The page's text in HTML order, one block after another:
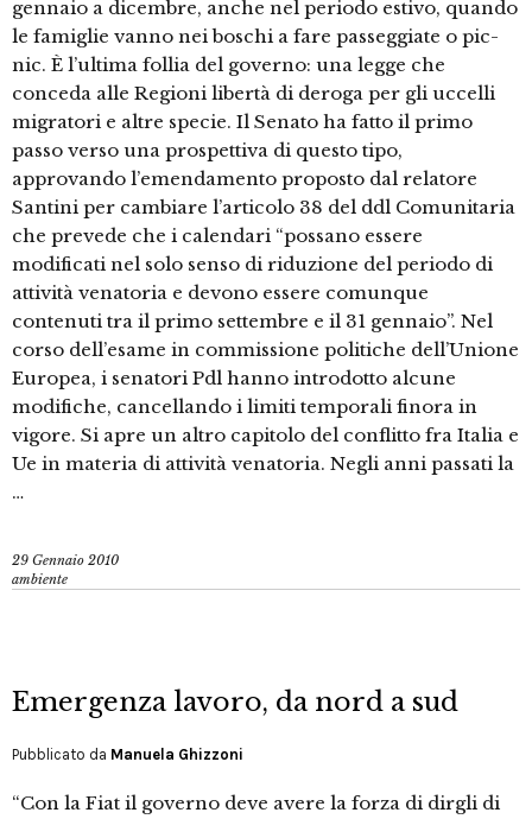
gennaio a dicembre, anche nel periodo estivo, quando
le famiglie vanno nei boschi a fare passeggiate o pic-
nic. È l’ultima follia del governo: una legge che
conceda alle Regioni libertà di deroga per gli uccelli
migratori e altre specie. Il Senato ha fatto il primo
passo verso una prospettiva di questo tipo,
approvando l’emendamento proposto dal relatore
Santini per cambiare l’articolo 38 del ddl Comunitaria
che prevede che i calendari “possano essere
modificati nel solo senso di riduzione del periodo di
attività venatoria e devono essere comunque
contenuti tra il primo settembre e il 31 gennaio”. Nel
corso dell’esame in commissione politiche dell’Unione
Europea, i senatori Pdl hanno introdotto alcune
modifiche, cancellando i limiti temporali finora in
vigore. Si apre un altro capitolo del conflitto fra Italia e
Ue in materia di attività venatoria. Negli anni passati la
…
29 Gennaio 2010
ambiente
Emergenza lavoro, da nord a sud
Pubblicato da Manuela Ghizzoni
“Con la Fiat il governo deve avere la forza di dirgli di